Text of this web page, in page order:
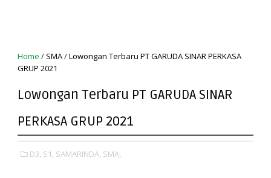
Home / SMA/Lowongan Terbaru PT GARUDA SINAR PERKASA
GRUP 2021
Lowongan Terbaru PT GARUDA SINAR
PERKASA GRUP 2021
D3, S1, SAMARINDA, SMA,